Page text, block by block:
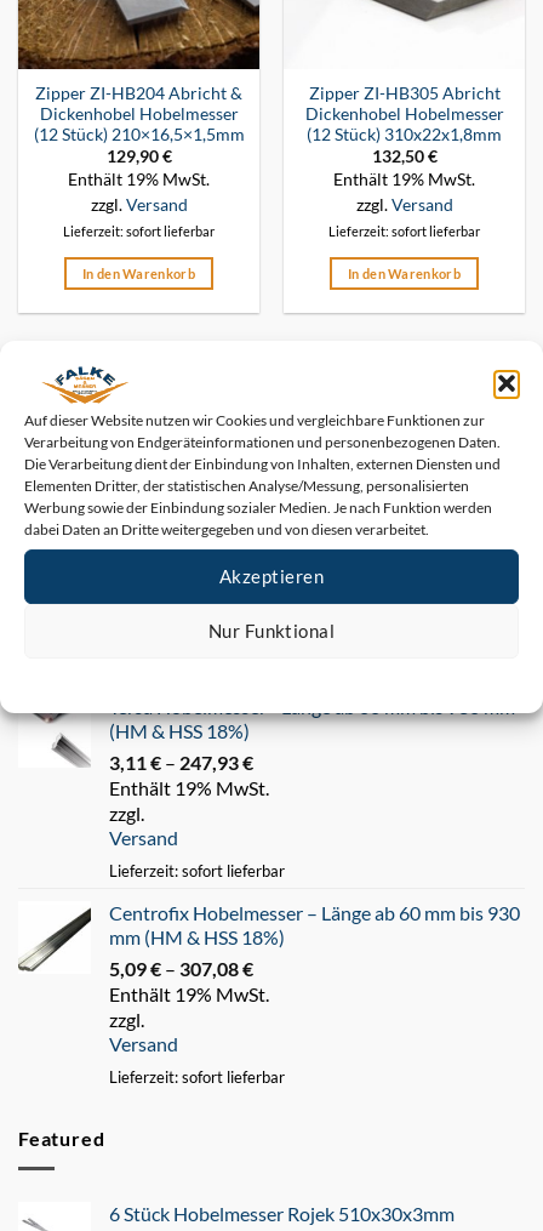
Auf dieser Website nutzen wir Cookies und vergleichbare Funktionen zur
Verarbeitung von Endgeräteinformationen und personenbezogenen Daten.
Die Verarbeitung dient der Einbindung von Inhalten, externen Diensten und
Elementen Dritter, der statistischen Analyse/Messung, personalisierten
Werbung sowie der Einbindung sozialer Medien. Je nach Funktion werden
dabei Daten an Dritte weitergegeben und von diesen verarbeitet.
Akzeptieren
Nur Funktional
Zipper ZI-HB204 Abricht &
Dickenhobel Hobelmesser
(12 Stück) 210×16,5×1,5mm
129,90€
Enthält 19% MwSt.
zzgl.Versand
Lieferzeit: sofort lieferbar
In den Warenkorb
Zipper ZI-HB305 Abricht
Dickenhobel Hobelmesser
(12 Stück) 310x22x1,8mm
132,50€
Enthält 19% MwSt.
zzgl.Versand
Lieferzeit: sofort lieferbar
In den Warenkorb
Bestseller
Streifenhobelmesser HSS %18 - Länge ab 60 mm
bis 1050 mm
3,54€–47,69€Preisspanne:
3,54 €
bis
47,69 €
Enthält 19% MwSt.
zzgl.
(HM & HSS 18%)
3,11€ – 247,93€
3,11 €
Enthält 19% MwSt.
zzgl.
Versand
Lieferzeit: sofort lieferbar
Centrofix Hobelmesser – Länge ab 60 mm bis 930
mm (HM & HSS 18%)
5,09€ – 307,08€
5,09 €
Enthält 19% MwSt.
zzgl.
Versand
Lieferzeit: sofort lieferbar
Featured
6 Stück Hobelmesser Rojek 510x30x3mm